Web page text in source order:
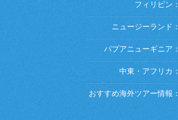
フィリピン：
ニュージーランド：
パプアニューギニア：
中東・アフリカ：
おすすめ海外ツアー情報：